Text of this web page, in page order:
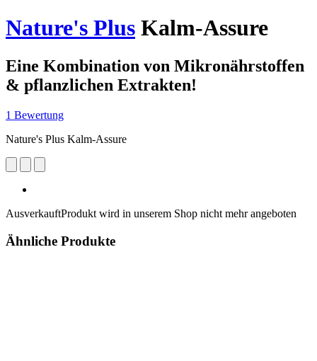
Nature's Plus Kalm-Assure
Eine Kombination von Mikronährstoffen
& pflanzlichen Extrakten!
1 Bewertung
Nature's Plus Kalm-Assure
AusverkauftProdukt wird in unserem Shop nicht mehr angeboten
Ähnliche Produkte